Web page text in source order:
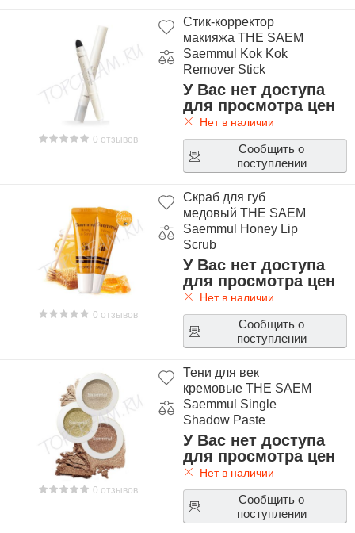
0 отзывов
Стик-корректор
макияжа THE SAEM
Saemmul Kok Kok
Remover Stick
У Вас нет доступа
для просмотра цен
Нет в наличии
Сообщить о
поступлении
0 отзывов
Скраб для губ
медовый THE SAEM
Saemmul Honey Lip
Scrub
У Вас нет доступа
для просмотра цен
Нет в наличии
Сообщить о
поступлении
0 отзывов
Тени для век
кремовые THE SAEM
Saemmul Single
Shadow Paste
У Вас нет доступа
для просмотра цен
Нет в наличии
Сообщить о
поступлении